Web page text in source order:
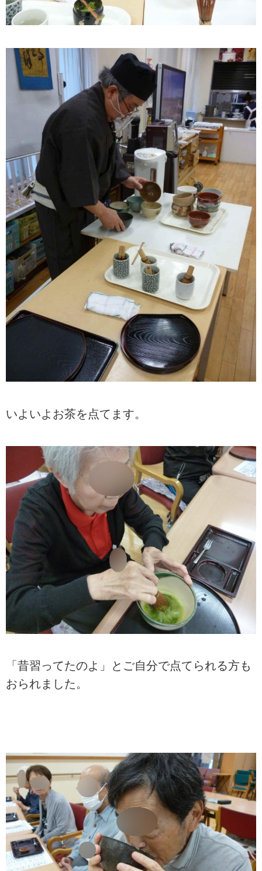
いよいよお茶を点てます。
「昔習ってたのよ」とご自分で点てられる方も
おられました。